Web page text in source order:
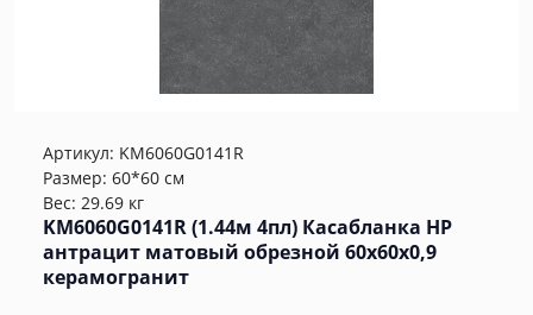
Артикул: KM6060G0141R
Размер: 60*60 см
Вес: 29.69 кг
KM6060G0141R (1.44м 4пл) Касабланка HP
антрацит матовый обрезной 60x60x0,9
керамогранит